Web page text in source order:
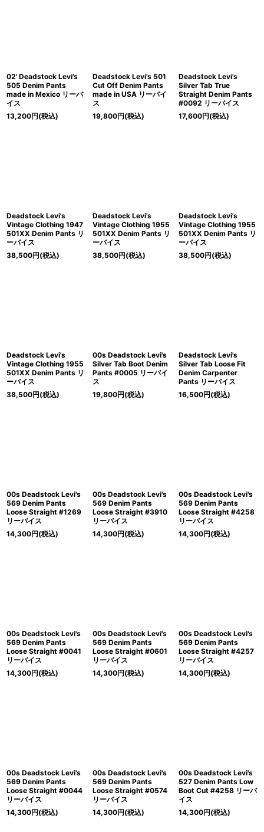
02' Deadstock Levi's
505 Denim Pants
made in Mexico リーバ
イス
13,200円(税込)
Deadstock Levi's 501
Cut Off Denim Pants
made in USA リーバイ
ス
19,800円(税込)
Deadstock Levi's
Silver Tab True
Straight Denim Pants
#0092 リーバイス
17,600円(税込)
Deadstock Levi's
Vintage Clothing 1947
501XX Denim Pants リ
ーバイス
38,500円(税込)
Deadstock Levi's
Vintage Clothing 1955
501XX Denim Pants リ
ーバイス
38,500円(税込)
Deadstock Levi's
Vintage Clothing 1955
501XX Denim Pants リ
ーバイス
38,500円(税込)
Deadstock Levi's
Vintage Clothing 1955
501XX Denim Pants リ
ーバイス
38,500円(税込)
00s Deadstock Levi's
Silver Tab Boot Denim
Pants #0005 リーバイ
ス
19,800円(税込)
Deadstock Levi's
Silver Tab Loose Fit
Denim Carpenter
Pants リーバイス
16,500円(税込)
00s Deadstock Levi's
569 Denim Pants
Loose Straight #1269
リーバイス
14,300円(税込)
00s Deadstock Levi's
569 Denim Pants
Loose Straight #3910
リーバイス
14,300円(税込)
00s Deadstock Levi's
569 Denim Pants
Loose Straight #4258
リーバイス
14,300円(税込)
00s Deadstock Levi's
569 Denim Pants
Loose Straight #0041
リーバイス
14,300円(税込)
00s Deadstock Levi's
569 Denim Pants
Loose Straight #0601
リーバイス
14,300円(税込)
00s Deadstock Levi's
569 Denim Pants
Loose Straight #4257
リーバイス
14,300円(税込)
00s Deadstock Levi's
569 Denim Pants
Loose Straight #0044
リーバイス
14,300円(税込)
00s Deadstock Levi's
569 Denim Pants
Loose Straight #0574
リーバイス
14,300円(税込)
00s Deadstock Levi's
527 Denim Pants Low
Boot Cut #4258 リーバ
イス
14,300円(税込)